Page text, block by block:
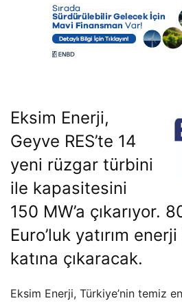
Eksim Enerji,
Geyve RES’te 14
yeni rüzgar türbini
ile kapasitesini
150 MW’a çıkarıyor.
Euro’luk yatırım
katına çıkaracak.
Eksim Enerji, Türkiye’nin temiz